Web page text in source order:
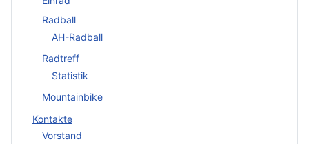
Radball
AH-Radball
Radtreff
Statistik
Mountainbike
Kontakte
Vorstand